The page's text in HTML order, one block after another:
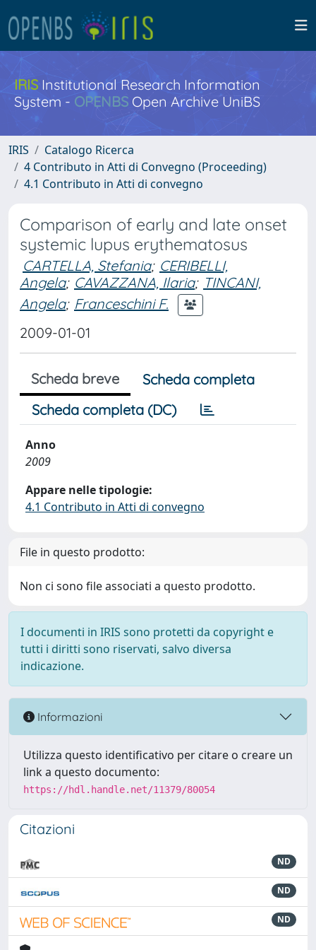
IRISInstitutional Research Information
System - OPENBS Open Archive UniBS
IRIS
Catalogo Ricerca
4 Contributo in Atti di Convegno (Proceeding)
4.1 Contributo in Atti di convegno
Comparison of early and late onset
systemic lupus erythematosus
CARTELLA, Stefania; CERIBELLI,
Angela; CAVAZZANA, Ilaria; TINCANI,
Angela; Franceschini F.
2009-01-01
Scheda breve
Scheda completa
Scheda completa (DC)
Anno
2009
Appare nelle tipologie:
4.1 Contributo in Atti di convegno
File in questo prodotto:
Non ci sono file associati a questo prodotto.
I documenti in IRIS sono protetti da copyright e
tutti i diritti sono riservati, salvo diversa
indicazione.
Informazioni
Utilizza questo identificativo per citare o creare un
link a questo documento:
https://hdl.handle.net/11379/80054
Citazioni
ND
ND
ND